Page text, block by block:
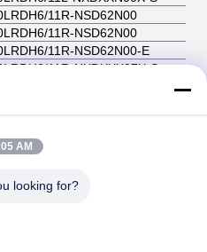
11R-NSD62N00
11R-NSD62N00
11R-NSD62N00-E
11R-NXDXXK07X-S
11R-NPD62N00
11R-NPD62N00-E
11R-NSD62K02
AM
looking for?